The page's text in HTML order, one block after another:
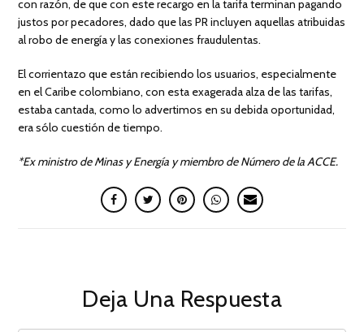
con razón, de que con este recargo en la tarifa terminan pagando
justos por pecadores, dado que las PR incluyen aquellas atribuidas
al robo de energía y las conexiones fraudulentas.
El corrientazo que están recibiendo los usuarios, especialmente
en el Caribe colombiano, con esta exagerada alza de las tarifas,
estaba cantada, como lo advertimos en su debida oportunidad,
era sólo cuestión de tiempo.
*Ex ministro de Minas y Energía y miembro de Número de la ACCE.
Deja Una Respuesta